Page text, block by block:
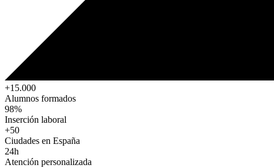
+15.000
Alumnos formados
98%
Inserción laboral
+50
Ciudades en España
24h
Atención personalizada